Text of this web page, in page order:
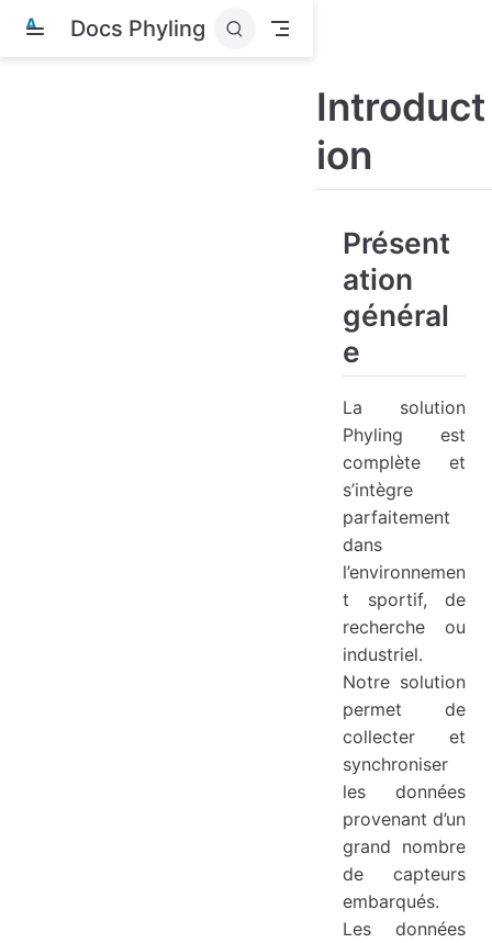
A
l
Docs Phyling
Introduct
ion
Présent
ation
général
e
La solution
Phyling est
complète et
s’intègre
parfaitement
dans
l’environnemen
t sportif, de
recherche ou
industriel.
Notre solution
permet de
collecter et
synchroniser
les données
provenant d’un
grand nombre
de capteurs
embarqués.
Les données